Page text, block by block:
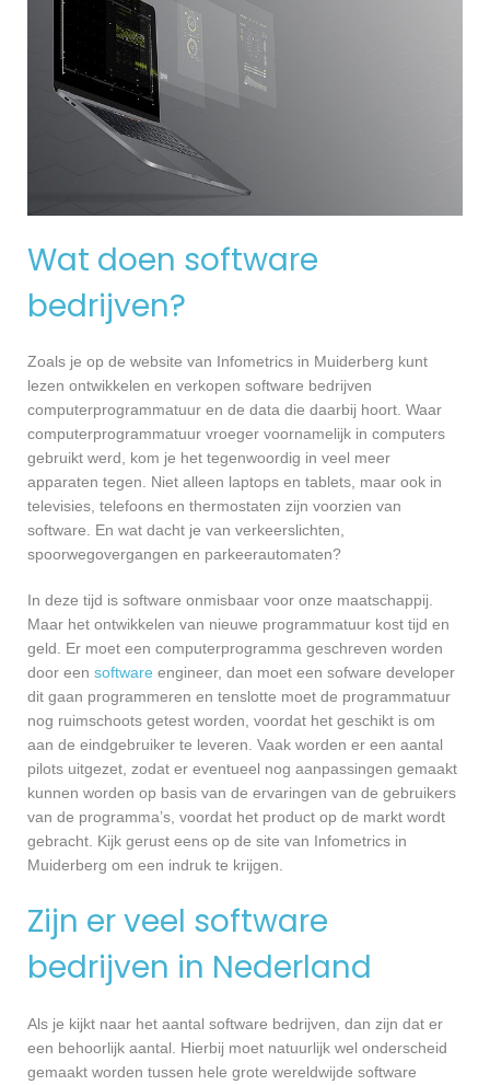
Wat doen software
bedrijven?
Zoals je op de website van Infometrics in Muiderberg kunt
lezen ontwikkelen en verkopen software bedrijven
computerprogrammatuur en de data die daarbij hoort. Waar
computerprogrammatuur vroeger voornamelijk in computers
gebruikt werd, kom je het tegenwoordig in veel meer
apparaten tegen. Niet alleen laptops en tablets, maar ook in
televisies, telefoons en thermostaten zijn voorzien van
software. En wat dacht je van verkeerslichten,
spoorwegovergangen en parkeerautomaten?
In deze tijd is software onmisbaar voor onze maatschappij.
Maar het ontwikkelen van nieuwe programmatuur kost tijd en
geld. Er moet een computerprogramma geschreven worden
door een software engineer, dan moet een sofware developer
dit gaan programmeren en tenslotte moet de programmatuur
nog ruimschoots getest worden, voordat het geschikt is om
aan de eindgebruiker te leveren. Vaak worden er een aantal
pilots uitgezet, zodat er eventueel nog aanpassingen gemaakt
kunnen worden op basis van de ervaringen van de gebruikers
van de programma’s, voordat het product op de markt wordt
gebracht. Kijk gerust eens op de site van Infometrics in
Muiderberg om een indruk te krijgen.
Zijn er veel software
bedrijven in Nederland
Als je kijkt naar het aantal software bedrijven, dan zijn dat er
een behoorlijk aantal. Hierbij moet natuurlijk wel onderscheid
gemaakt worden tussen hele grote wereldwijde software